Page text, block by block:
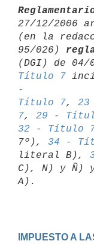
27/12/2006
(en la
95/026)
(DGI) de
Título 7
-
Título 7,
7, 29 -
32 - Título
7º), 34 -
literal B),
C), N) y Ñ)
IMPUESTO A